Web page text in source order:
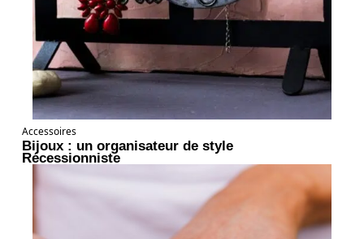
Accessoires
Bijoux : un organisateur de style
Récessionniste